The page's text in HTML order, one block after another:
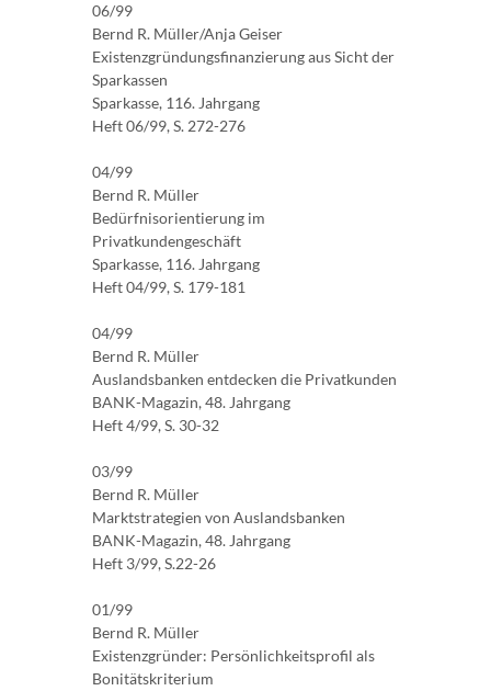
06/99
Bernd R. Müller/Anja Geiser
Existenzgründungsfinanzierung aus Sicht der
Sparkassen
Sparkasse, 116. Jahrgang
Heft 06/99, S. 272-276
04/99
Bernd R. Müller
Bedürfnisorientierung im
Privatkundengeschäft
Sparkasse, 116. Jahrgang
Heft 04/99, S. 179-181
04/99
Bernd R. Müller
Auslandsbanken entdecken die Privatkunden
BANK-Magazin, 48. Jahrgang
Heft 4/99, S. 30-32
03/99
Bernd R. Müller
Marktstrategien von Auslandsbanken
BANK-Magazin, 48. Jahrgang
Heft 3/99, S.22-26
01/99
Bernd R. Müller
Existenzgründer: Persönlichkeitsprofil als
Bonitätskriterium